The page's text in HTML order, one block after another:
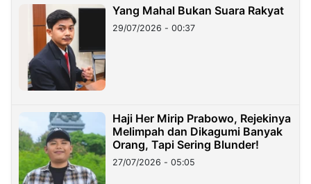
Yang Mahal Bukan Suara Rakyat
29/07/2026 - 00:37
Haji Her Mirip Prabowo, Rejekinya
Melimpah dan Dikagumi Banyak
Orang, Tapi Sering Blunder!
27/07/2026 - 05:05